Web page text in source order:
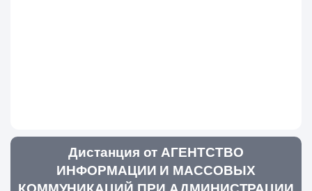
Дистанция от АГЕНТСТВО
ИНФОРМАЦИИ И МАССОВЫХ